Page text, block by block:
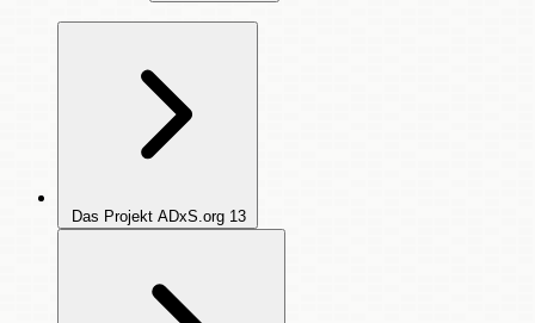
Das Projekt ADxS.org 13